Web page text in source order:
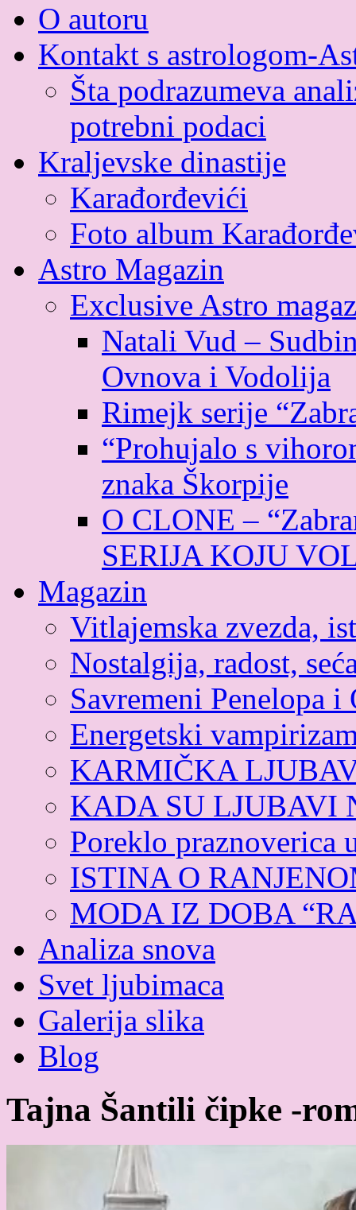
O autoru
Kontakt s astrologom-
Šta podrazumeva
potrebni podaci
Kraljevske dinastije
Karađorđevići
Foto album
Astro Magazin
Exclusive Astro
Natali Vud –
Ovnova i Vodolija
Rimejk serije
“Prohujalo s
znaka Škorpije
O CLONE –
SERIJA KOJU
Magazin
Vitlajemska zvezda,
Nostalgija, radost,
Savremeni Penelopa i
Energetski
KARMIČKA
KADA SU LJUBAVI
Poreklo praznoverica
ISTINA O
MODA IZ DOBA
Analiza snova
Svet ljubimaca
Galerija slika
Blog
Tajna Šantili čipke -